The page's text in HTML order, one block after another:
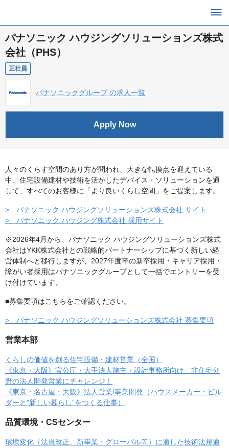
パナソニック ハウジングソリューションズ株式
会社（PHS）
正社員
パナソニックグループ の求人一覧
Apply Now
人々のくらす空間のあり方が問われ、大きな転換点を迎えている
中、住宅設備建材や技術を活かしたデバイス・ソリューションを通
して、すべてのお客様に「より良いくらし空間」をご提案します。
> パナソニック ハウジングソリューションズ株式会社 サイト
> パナソニック ハウジング株式会社 採用サイト
※2026年4月から、パナソニック ハウジングソリューションズ株式
会社はYKK株式会社との戦略的パートナーシップに基づく新しい経
営体制へと移行しますが、2027年度卒の新卒採用・キャリア採用・
障がい者採用はパナソニックグループとして一括でエントリーを受
け付けています。
■募集要項はこちらをご確認ください。
> パナソニック ハウジングソリューションズ株式会社 募集要項
営業本部
くらしの価値を創る住宅設備・建材営業（全国）
《東京・大阪》官公庁・大手法人施主・設計事務所向け 非住宅分
野の法人開発営業にチャレンジ！
《東京・名古屋・大阪》法人営業/事業開発（ハウスメーカー・ビル
ダーと”新しい暮らし”をつくる仕事）
品質環境・CSセンター
環境変化（法規改正、新事業・グローバル等）に適した技術法規適